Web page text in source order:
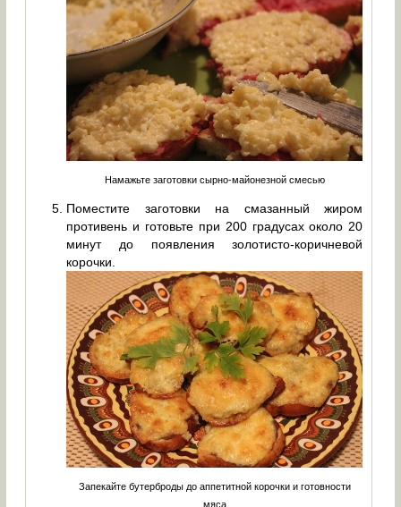
Намажьте заготовки сырно-майонезной смесью
Поместите заготовки на смазанный жиром
противень и готовьте при 200 градусах около 20
минут до появления золотисто-коричневой
корочки.
Запекайте бутерброды до аппетитной корочки и готовности
мяса